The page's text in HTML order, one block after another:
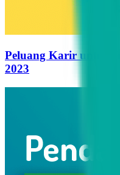
Peluang Karir untuk
2023